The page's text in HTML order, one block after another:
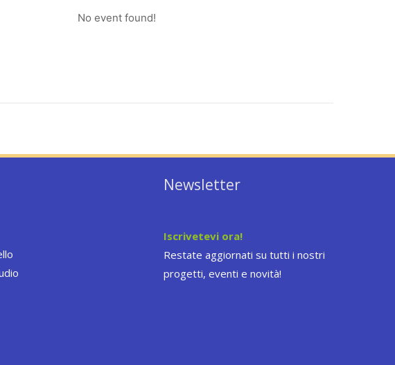
No event found!
Newsletter
Iscrivetevi ora!
Restate aggiornati su tutti i nostri
progetti, eventi e novità!